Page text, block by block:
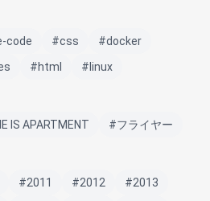
code #css
#docker
#html #linux
IS APARTMENT #フライヤー
#2011 #2012
#2013